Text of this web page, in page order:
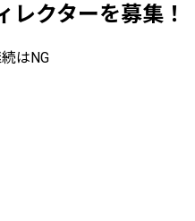
レクターを募集！
はNG